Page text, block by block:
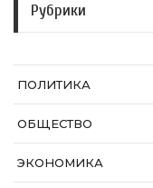
Рубрики
ПОЛИТИКА
ОБЩЕСТВО
ЭКОНОМИКА